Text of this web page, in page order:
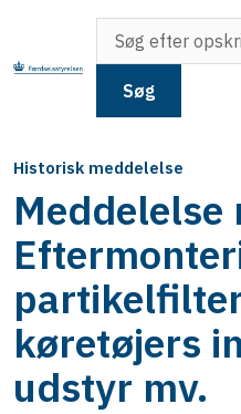
Søg
Historisk meddelelse
Meddelelse
køretøjers
udstyr mv.